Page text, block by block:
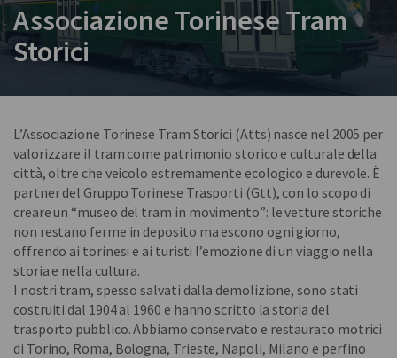
Associazione Torinese Tram
Storici
L’Associazione Torinese Tram Storici (Atts) nasce nel 2005 per
valorizzare il tram come patrimonio storico e culturale della
città, oltre che veicolo estremamente ecologico e durevole. È
partner del Gruppo Torinese Trasporti (Gtt), con lo scopo di
creare un “museo del tram in movimento”: le vetture storiche
non restano ferme in deposito ma escono ogni giorno,
offrendo ai torinesi e ai turisti l’emozione di un viaggio nella
storia e nella cultura.
I nostri tram, spesso salvati dalla demolizione, sono stati
costruiti dal 1904 al 1960 e hanno scritto la storia del
trasporto pubblico. Abbiamo conservato e restaurato motrici
di Torino, Roma, Bologna, Trieste, Napoli, Milano e perfino